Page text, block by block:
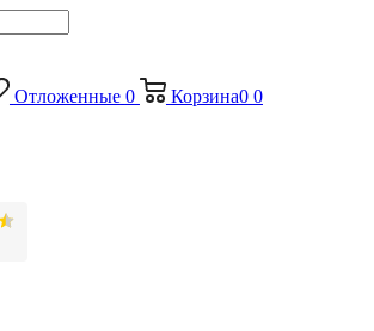
Отложенные 0 Корзина0 0